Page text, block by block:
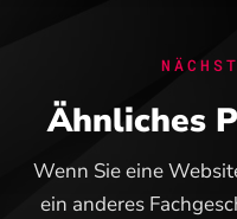
Ähnliches
Wenn Sie eine
ein anderes